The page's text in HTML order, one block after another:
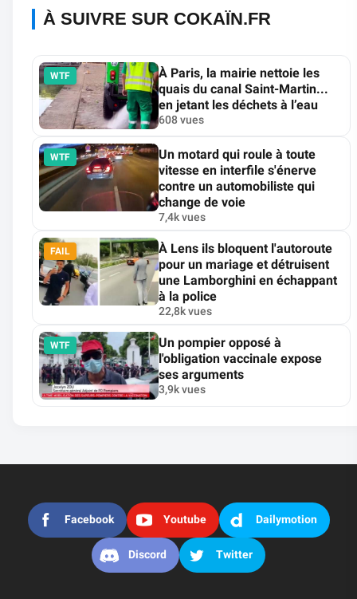
À SUIVRE SUR COKAÏN.FR
WTF
À Paris, la mairie nettoie les
quais du canal Saint-Martin...
en jetant les déchets à l’eau
608 vues
WTF
Un motard qui roule à toute
vitesse en interfile s'énerve
contre un automobiliste qui
change de voie
7,4k vues
FAIL
À Lens ils bloquent l'autoroute
pour un mariage et détruisent
une Lamborghini en échappant
à la police
22,8k vues
WTF
Un pompier opposé à
l'obligation vaccinale expose
ses arguments
3,9k vues
Facebook Youtube Dailymotion
Discord Twitter